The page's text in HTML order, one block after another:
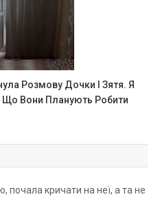
Розмову Дочки І Зятя. Я
Що Вони Планують Робити
почала кричати на неї, а та не